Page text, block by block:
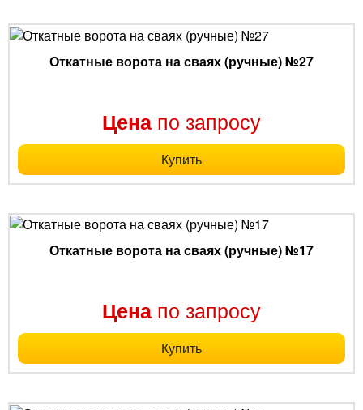
Откатные ворота на сваях (ручные) №27
Цена по запросу
Купить
Откатные ворота на сваях (ручные) №17
Цена по запросу
Купить